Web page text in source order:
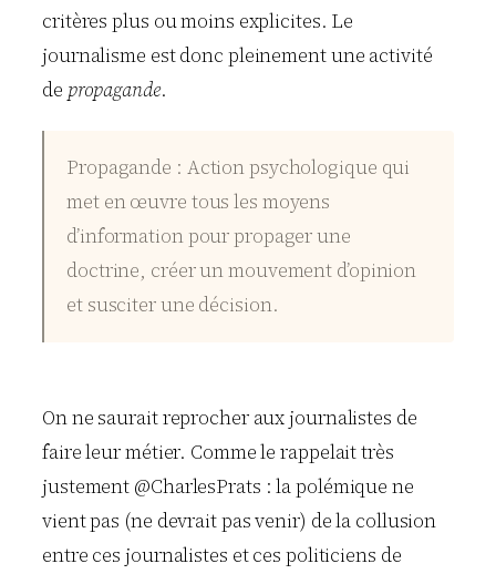
critères plus ou moins explicites. Le
journalisme est donc pleinement une activité
de propagande.
Propagande : Action psychologique qui
met en œuvre tous les moyens
d’information pour propager une
doctrine, créer un mouvement d’opinion
et susciter une décision.
On ne saurait reprocher aux journalistes de
faire leur métier. Comme le rappelait très
justement @CharlesPrats : la polémique ne
vient pas (ne devrait pas venir) de la collusion
entre ces journalistes et ces politiciens de